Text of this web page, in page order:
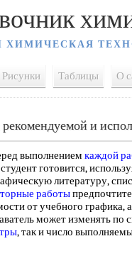
ХИМИЧЕСКАЯ
Рисунки Таблицы О
и
выполнением каждой
готовится,
литературу,
работы
от учебного графика,
может изменять по
, так и число